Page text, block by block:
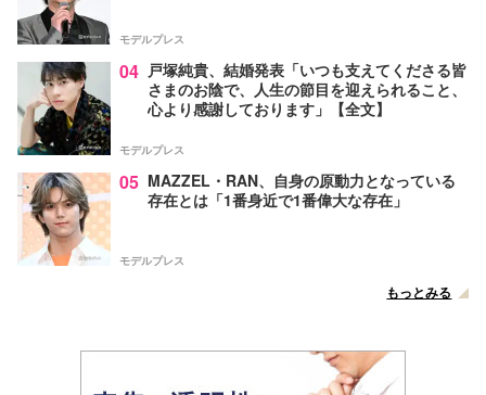
モデルプレス
04 戸塚純貴、結婚発表「いつも支えてくださる皆
さまのお陰で、人生の節目を迎えられること、
心より感謝しております」【全文】
モデルプレス
05 MAZZEL・RAN、自身の原動力となっている
存在とは「1番身近で1番偉大な存在」
モデルプレス
もっとみる